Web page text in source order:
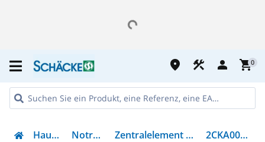
place construction person shopping_cart0
Haustechnik Notrufsystem Zentralelement Klinikinstallation 2CKA001724A4357